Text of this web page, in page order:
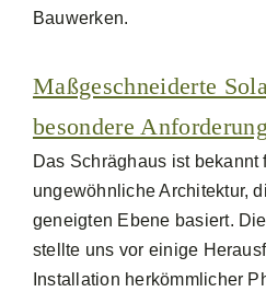
Bauwerken.
Maßgeschneiderte
besondere
Das Schräghaus ist bekannt
ungewöhnliche Architektur,
geneigten Ebene basiert.
stellte uns vor einige
Installation herkömmlicher